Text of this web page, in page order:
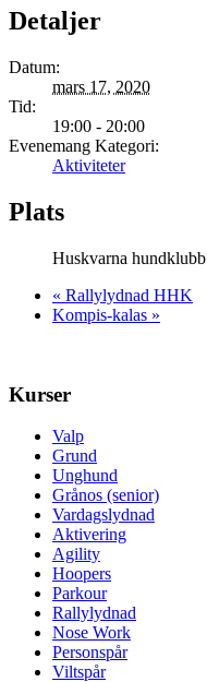
Detaljer
Datum:
mars 17, 2020
Tid:
19:00 - 20:00
Evenemang Kategori:
Aktiviteter
Plats
Huskvarna hundklubb
« Rallylydnad HHK
Kompis-kalas »
Kurser
Valp
Grund
Unghund
Grånos (senior)
Vardagslydnad
Aktivering
Agility
Hoopers
Parkour
Rallylydnad
Nose Work
Personspår
Viltspår